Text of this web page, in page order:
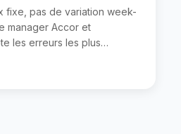
fixe, pas de variation week-
manager Accor et
les erreurs les plus